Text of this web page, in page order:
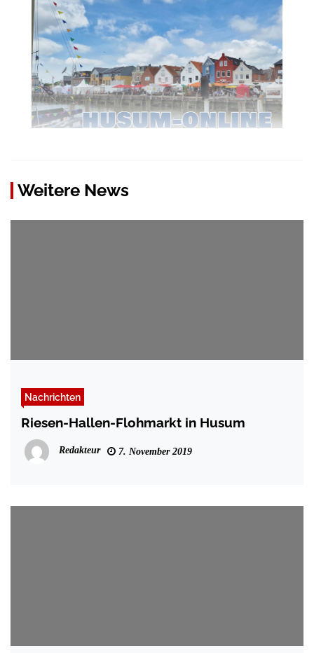
Weitere News
Nachrichten
Riesen-Hallen-Flohmarkt in Husum
Redakteur 7. November 2019